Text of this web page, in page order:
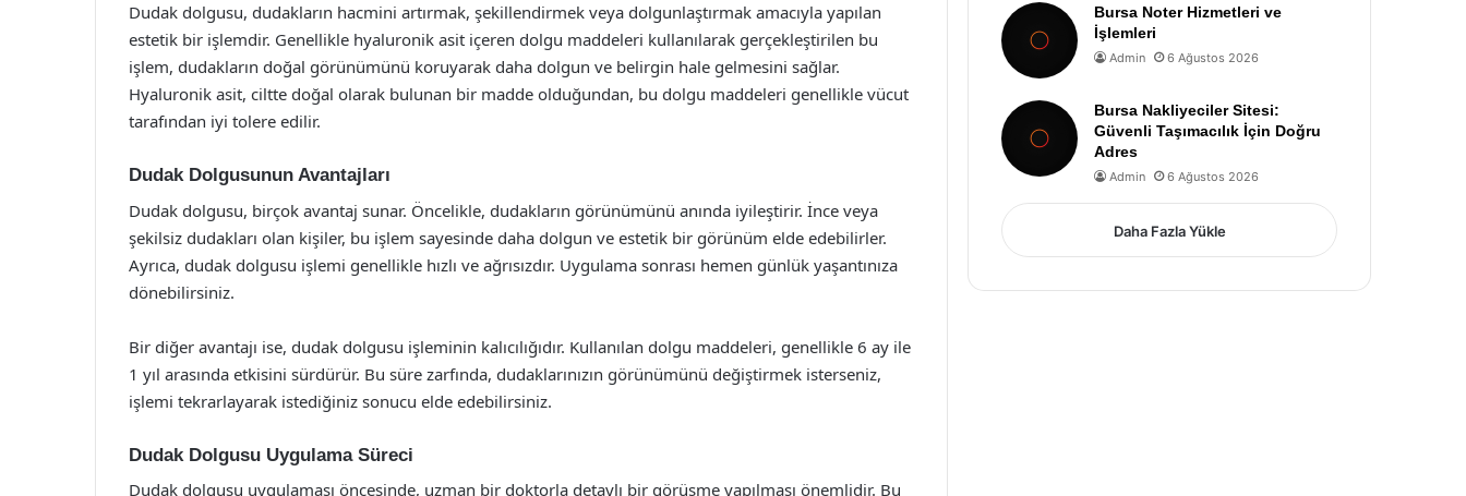
Dudak dolgusu, dudakların hacmini artırmak, şekillendirmek veya dolgunlaştırmak amacıyla yapılan
estetik bir işlemdir. Genellikle hyaluronik asit içeren dolgu maddeleri kullanılarak gerçekleştirilen bu
işlem, dudakların doğal görünümünü koruyarak daha dolgun ve belirgin hale gelmesini sağlar.
Hyaluronik asit, ciltte doğal olarak bulunan bir madde olduğundan, bu dolgu maddeleri genellikle vücut
tarafından iyi tolere edilir.
Dudak Dolgusunun Avantajları
Dudak dolgusu, birçok avantaj sunar. Öncelikle, dudakların görünümünü anında iyileştirir. İnce veya
şekilsiz dudakları olan kişiler, bu işlem sayesinde daha dolgun ve estetik bir görünüm elde edebilirler.
Ayrıca, dudak dolgusu işlemi genellikle hızlı ve ağrısızdır. Uygulama sonrası hemen günlük yaşantınıza
dönebilirsiniz.
Bir diğer avantajı ise, dudak dolgusu işleminin kalıcılığıdır. Kullanılan dolgu maddeleri, genellikle 6 ay ile
1 yıl arasında etkisini sürdürür. Bu süre zarfında, dudaklarınızın görünümünü değiştirmek isterseniz,
işlemi tekrarlayarak istediğiniz sonucu elde edebilirsiniz.
Dudak Dolgusu Uygulama Süreci
Dudak dolgusu uygulaması öncesinde, uzman bir doktorla detaylı bir görüşme yapılması önemlidir. Bu
Bursa Noter Hizmetleri ve
İşlemleri
Admin 6 Ağustos 2026
Bursa Nakliyeciler Sitesi:
Güvenli Taşımacılık İçin Doğru
Adres
Admin 6 Ağustos 2026
Daha Fazla Yükle